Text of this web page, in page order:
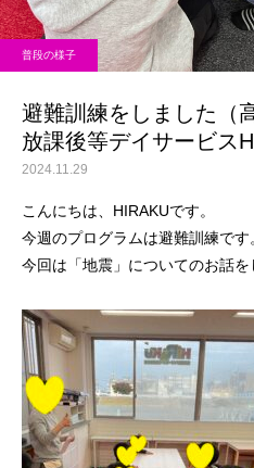
普段の様子
避難訓練をしました（
放課後等デイサービス
2024.11.29
こんにちは、HIRAKUです。
今週のプログラムは避難訓練です
今回は「地震」についてのお話を